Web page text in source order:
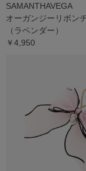
SAMANTHAVEGA
オーガンジーリボン
（ラベンダー）
￥4,950